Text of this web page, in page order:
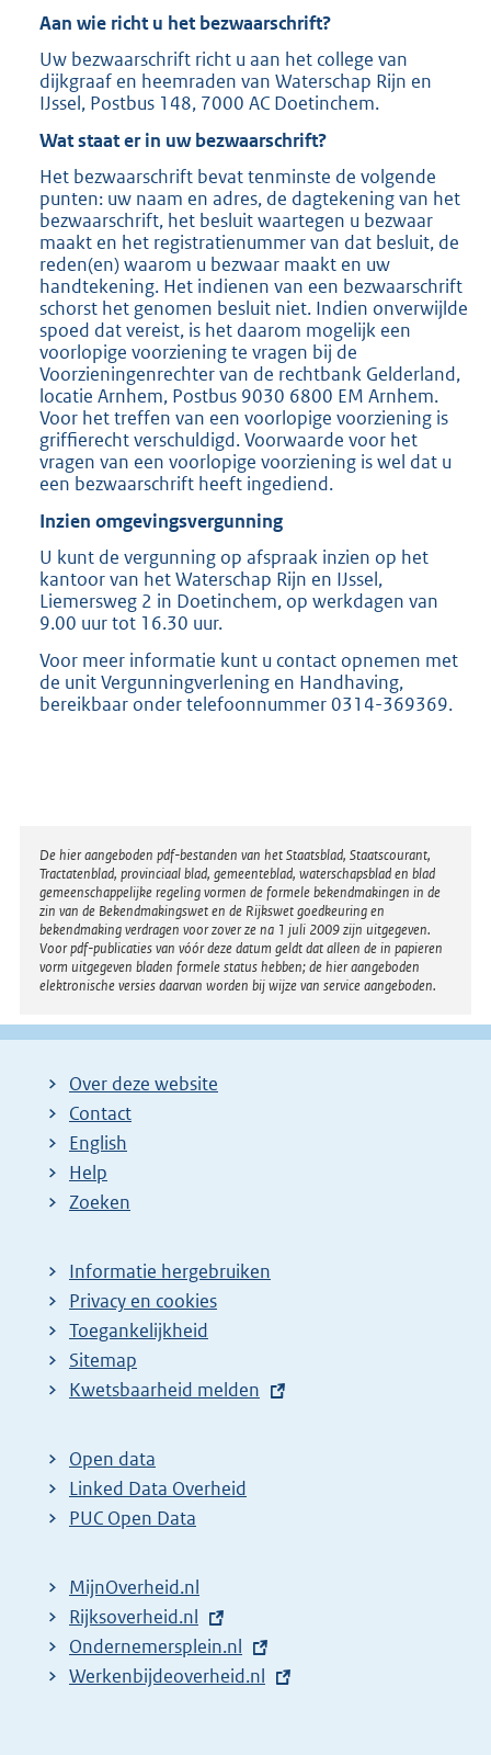
Aan wie richt u het bezwaarschrift?
Uw bezwaarschrift richt u aan het college van
dijkgraaf en heemraden van Waterschap Rijn en
IJssel, Postbus 148, 7000 AC Doetinchem.
Wat staat er in uw bezwaarschrift?
Het bezwaarschrift bevat tenminste de volgende
punten: uw naam en adres, de dagtekening van het
bezwaarschrift, het besluit waartegen u bezwaar
maakt en het registratienummer van dat besluit, de
reden(en) waarom u bezwaar maakt en uw
handtekening. Het indienen van een bezwaarschrift
schorst het genomen besluit niet. Indien onverwijlde
spoed dat vereist, is het daarom mogelijk een
voorlopige voorziening te vragen bij de
Voorzieningenrechter van de rechtbank Gelderland,
locatie Arnhem, Postbus 9030 6800 EM Arnhem.
Voor het treffen van een voorlopige voorziening is
griffierecht verschuldigd. Voorwaarde voor het
vragen van een voorlopige voorziening is wel dat u
een bezwaarschrift heeft ingediend.
Inzien omgevingsvergunning
U kunt de vergunning op afspraak inzien op het
kantoor van het Waterschap Rijn en IJssel,
Liemersweg 2 in Doetinchem, op werkdagen van
9.00 uur tot 16.30 uur.
Voor meer informatie kunt u contact opnemen met
de unit Vergunningverlening en Handhaving,
bereikbaar onder telefoonnummer 0314-369369.
Disclaimer
De hier aangeboden pdf-bestanden van het Staatsblad, Staatscourant,
Tractatenblad, provinciaal blad, gemeenteblad, waterschapsblad en blad
gemeenschappelijke regeling vormen de formele bekendmakingen in de
zin van de Bekendmakingswet en de Rijkswet goedkeuring en
bekendmaking verdragen voor zover ze na 1 juli 2009 zijn uitgegeven.
Voor pdf-publicaties van vóór deze datum geldt dat alleen de in papieren
vorm uitgegeven bladen formele status hebben; de hier aangeboden
elektronische versies daarvan worden bij wijze van service aangeboden.
Over deze website
Contact
English
Help
Zoeken
Informatie hergebruiken
Privacy en cookies
Toegankelijkheid
Sitemap
E
t
e
r
l
i
n
k
Kwetsbaarheid melden
Open data
Linked Data Overheid
PUC Open Data
MijnOverheid.nl
E
x
t
Rijksoverheid.nl
E
x
Ondernemersplein.nl
E
Werkenbijdeoverheid.nl